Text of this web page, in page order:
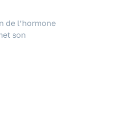
de l’hormone
son